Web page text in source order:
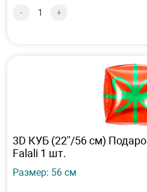
- +
3D КУБ (22''/56 см)
Falali 1 шт.
Размер: 56 см